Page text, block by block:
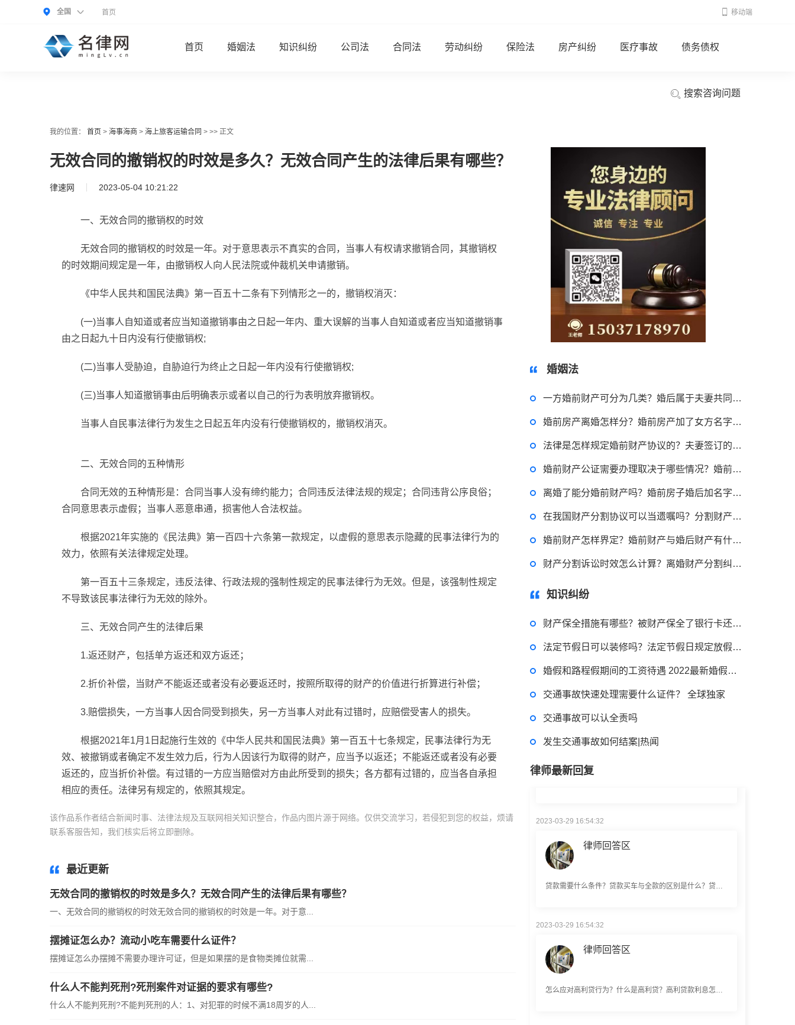
全国 首页 移动端
首页 婚姻法 知识纠纷 公司法 合同法 劳动纠纷 保险法 房产纠纷 医疗事故 债务债权
搜索咨询问题
我的位置： 首页 > 海事海商 > 海上旅客运输合同 > >> 正文
无效合同的撤销权的时效是多久？无效合同产生的法律后果有哪些？
律速网 2023-05-04 10:21:22
一、无效合同的撤销权的时效
无效合同的撤销权的时效是一年。对于意思表示不真实的合同，当事人有权请求撤销合同，其撤销权
的时效期间规定是一年，由撤销权人向人民法院或仲裁机关申请撤销。
《中华人民共和国民法典》第一百五十二条有下列情形之一的，撤销权消灭：
(一)当事人自知道或者应当知道撤销事由之日起一年内、重大误解的当事人自知道或者应当知道撤销事
由之日起九十日内没有行使撤销权;
(二)当事人受胁迫，自胁迫行为终止之日起一年内没有行使撤销权;
(三)当事人知道撤销事由后明确表示或者以自己的行为表明放弃撤销权。
当事人自民事法律行为发生之日起五年内没有行使撤销权的，撤销权消灭。
二、无效合同的五种情形
合同无效的五种情形是：合同当事人没有缔约能力；合同违反法律法规的规定；合同违背公序良俗；
合同意思表示虚假；当事人恶意串通，损害他人合法权益。
根据2021年实施的《民法典》第一百四十六条第一款规定，以虚假的意思表示隐藏的民事法律行为的
效力，依照有关法律规定处理。
第一百五十三条规定，违反法律、行政法规的强制性规定的民事法律行为无效。但是，该强制性规定
不导致该民事法律行为无效的除外。
三、无效合同产生的法律后果
1.返还财产，包括单方返还和双方返还；
2.折价补偿，当财产不能返还或者没有必要返还时，按照所取得的财产的价值进行折算进行补偿；
3.赔偿损失，一方当事人因合同受到损失，另一方当事人对此有过错时，应赔偿受害人的损失。
根据2021年1月1日起施行生效的《中华人民共和国民法典》第一百五十七条规定，民事法律行为无
效、被撤销或者确定不发生效力后，行为人因该行为取得的财产，应当予以返还；不能返还或者没有必要
返还的，应当折价补偿。有过错的一方应当赔偿对方由此所受到的损失；各方都有过错的，应当各自承担
相应的责任。法律另有规定的，依照其规定。
该作品系作者结合新闻时事、法律法规及互联网相关知识整合，作品内图片源于网络。仅供交流学习，若侵犯到您的权益，烦请
联系客服告知，我们核实后将立即删除。
最近更新
无效合同的撤销权的时效是多久？无效合同产生的法律后果有哪些？
一、无效合同的撤销权的时效无效合同的撤销权的时效是一年。对于意...
摆摊证怎么办？流动小吃车需要什么证件？
摆摊证怎么办摆摊不需要办理许可证，但是如果摆的是食物类摊位就需...
什么人不能判死刑?死刑案件对证据的要求有哪些?
什么人不能判死刑?不能判死刑的人：1、对犯罪的时候不满18周岁的人...
婚姻法
一方婚前财产可分为几类？婚后属于夫妻共同财产的有哪些？
婚前房产离婚怎样分？婚前房产加了女方名字算共同财产吗？
法律是怎样规定婚前财产协议的？夫妻签订的婚前财产协议有用吗？
婚前财产公证需要办理取决于哪些情况？婚前财产公证手续需要多久？
离婚了能分婚前财产吗？婚前房子婚后加名字算共同财产吗？
在我国财产分割协议可以当遗嘱吗？分割财产协议书内容有什么？
婚前财产怎样界定？婚前财产与婚后财产有什么区别？
财产分割诉讼时效怎么计算？离婚财产分割纠纷官司诉讼有哪些程序？
知识纠纷
财产保全措施有哪些？被财产保全了银行卡还能用吗？
法定节假日可以装修吗？法定节假日规定放假天数是多少天？
婚假和路程假期间的工资待遇 2022最新婚假国家规定内容是什么？
交通事故快速处理需要什么证件？ 全球独家
交通事故可以认全责吗
发生交通事故如何结案|热闻
律师最新回复
律师回答区
2023-03-29 16:54:32
2023-03-29 16:54:32
律师回答区
律师回答区
律师回答区